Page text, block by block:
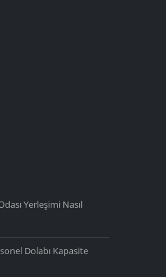
Yerleşimi Nasıl
Dolabı Kapasite